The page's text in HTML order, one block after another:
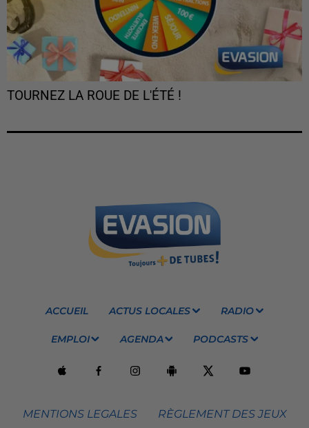
TOURNEZ LA ROUE DE L'ÉTÉ !
ACCUEIL ACTUS LOCALES RADIO
EMPLOI AGENDA PODCASTS
MENTIONS LEGALES RÈGLEMENT DES JEUX